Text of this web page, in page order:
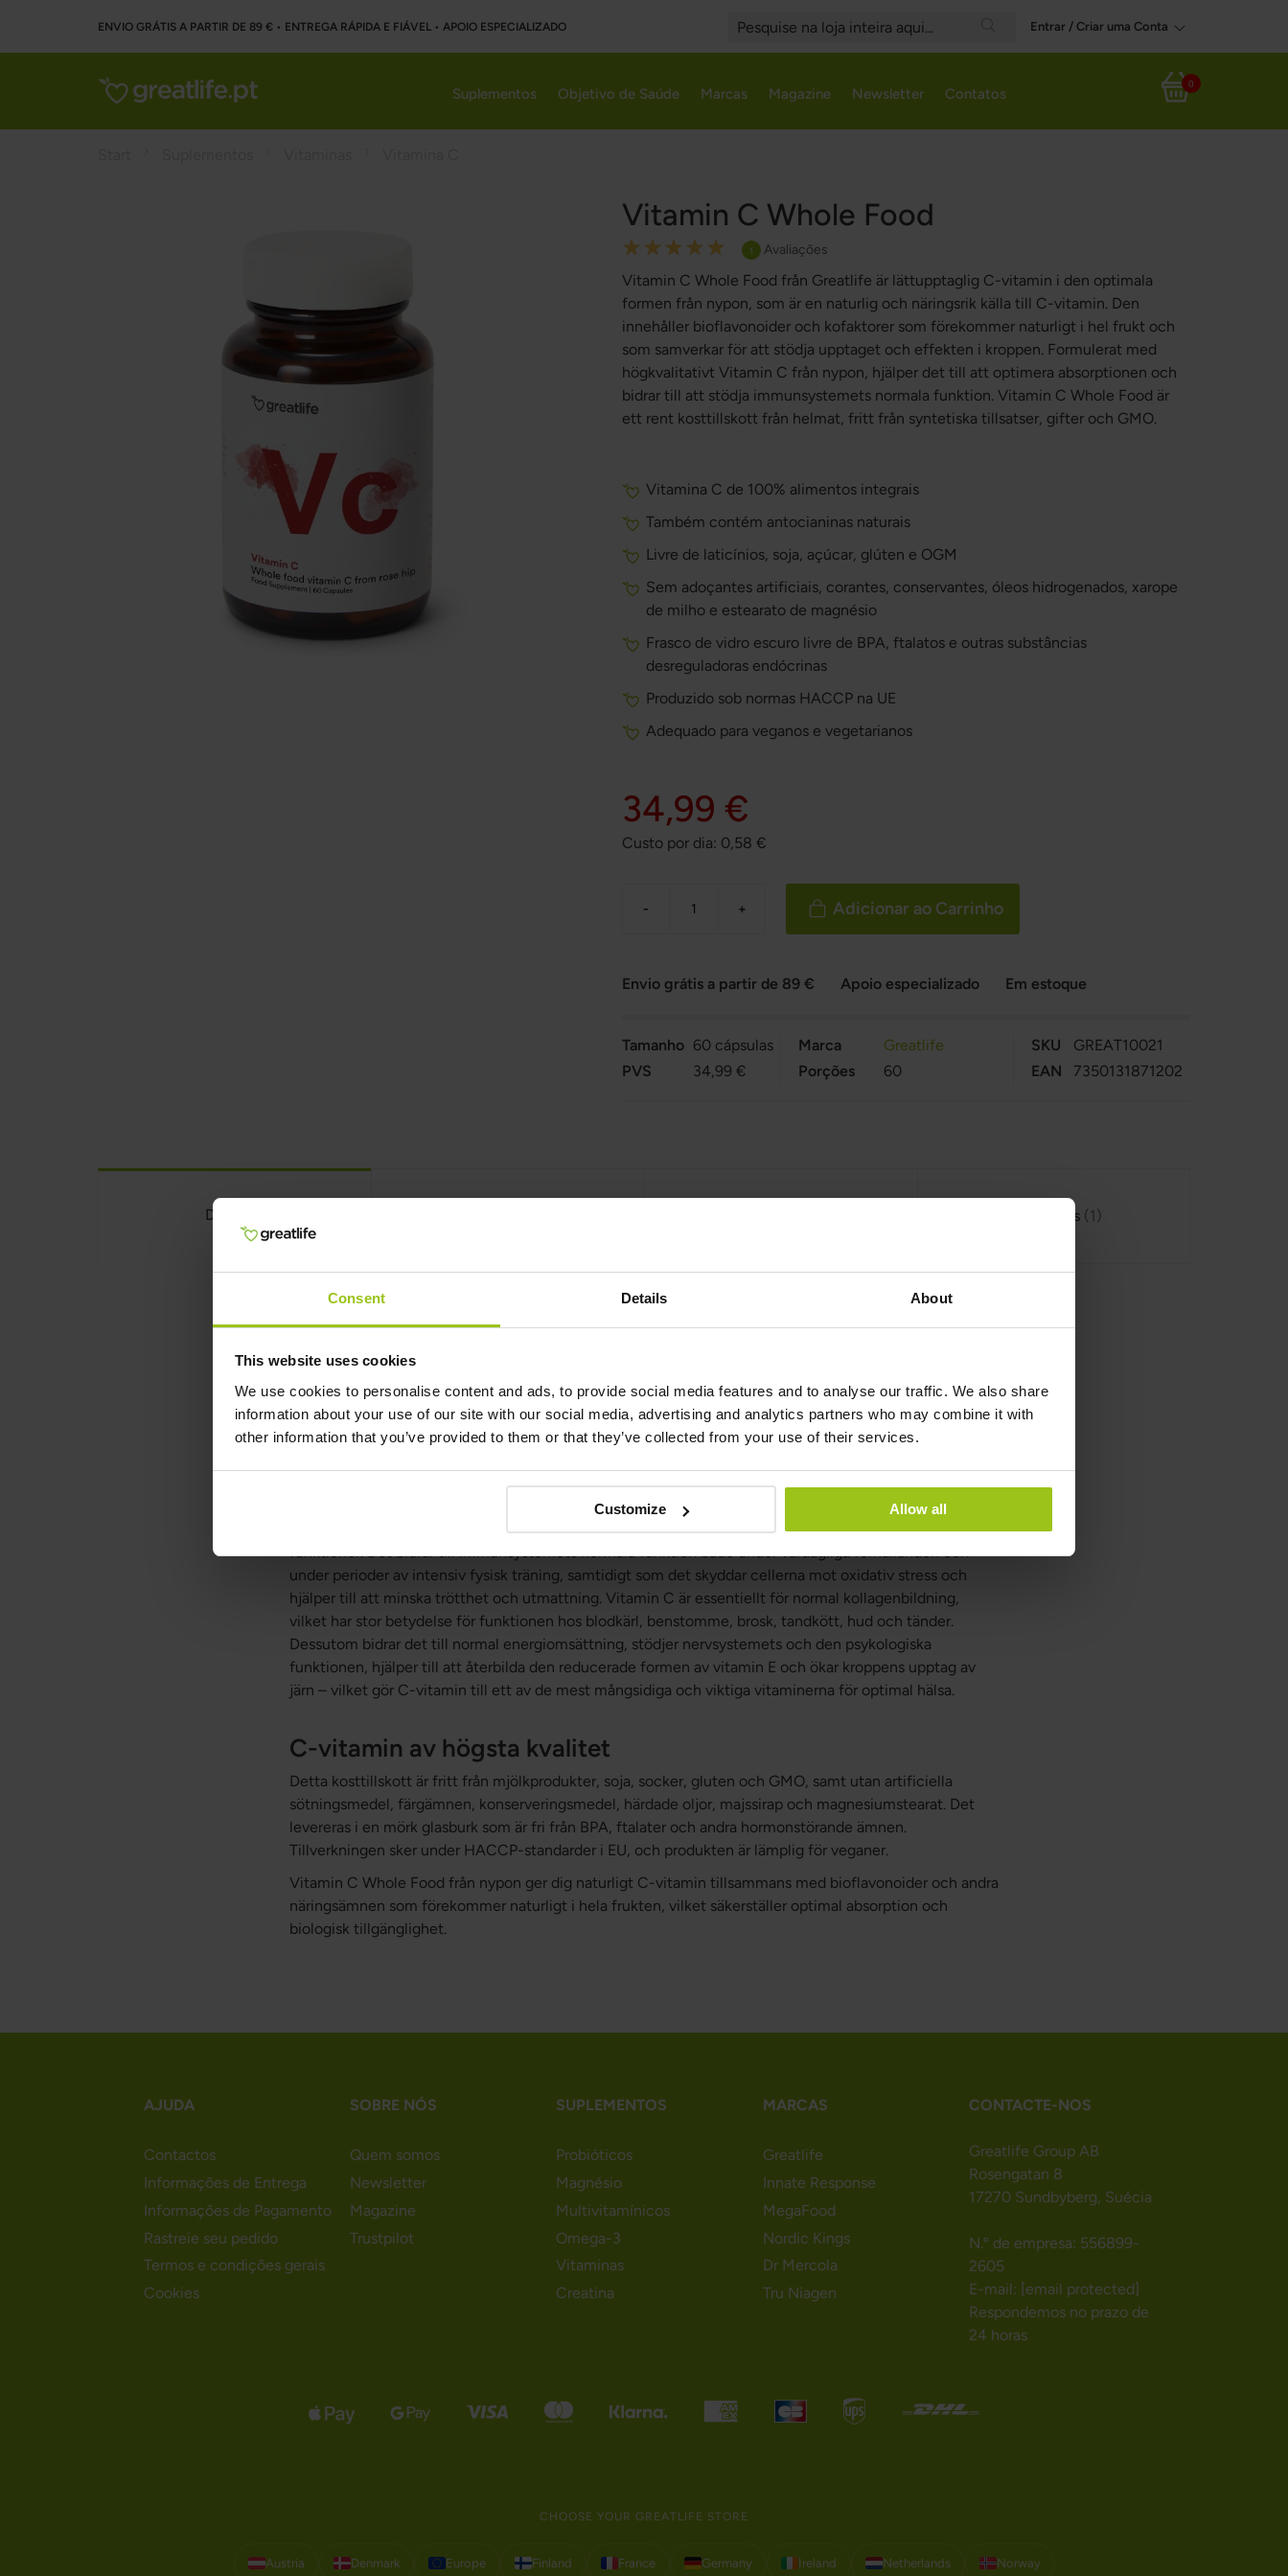
Consent Details About
This website uses cookies
We use cookies to personalise content and ads, to provide social media features and to analyse our traffic. We also share
information about your use of our site with our social media, advertising and analytics partners who may combine it with
other information that you’ve provided to them or that they’ve collected from your use of their services.
Customize Allow all
ENVIO GRÁTIS A PARTIR DE 89 € • ENTREGA RÁPIDA E FIÁVEL • APOIO ESPECIALIZADO
Search
Entrar / Criar uma Conta
Meu Carrinho
0
Suplementos Objetivo de Saúde Marcas Magazine Newsletter Contatos
Vitamin C Whole Food
Rating:
100
% of100
1 Avaliações
Vitamin C Whole Food från Greatlife är lättupptaglig C-vitamin i den optimala
formen från nypon, som är en naturlig och näringsrik källa till C-vitamin. Den
innehåller bioflavonoider och kofaktorer som förekommer naturligt i hel frukt och
som samverkar för att stödja upptaget och effekten i kroppen. Formulerat med
högkvalitativt Vitamin C från nypon, hjälper det till att optimera absorptionen och
bidrar till att stödja immunsystemets normala funktion. Vitamin C Whole Food är
ett rent kosttillskott från helmat, fritt från syntetiska tillsatser, gifter och GMO.
Vitamina C de 100% alimentos integrais
Também contém antocianinas naturais
Livre de laticínios, soja, açúcar, glúten e OGM
Sem adoçantes artificiais, corantes, conservantes, óleos hidrogenados, xarope
de milho e estearato de magnésio
Frasco de vidro escuro livre de BPA, ftalatos e outras substâncias
desreguladoras endócrinas
Produzido sob normas HACCP na UE
Adequado para veganos e vegetarianos
34,99 €
Custo por dia: 0,58€
- + Adicionar ao Carrinho
Envio grátis a partir de 89 € Apoio especializado Em estoque
Tamanho 60 cápsulas
PVS
34,99 €
Marca
Greatlife
Porções
60
SKU
GREAT10021
EAN
7350131871202
Detalhes
Vitamin C Whole Food
Vitamin C Whole Food från Greatlife är lättupptaglig C-vitamin i den optimala formen från nypon, som
är en naturlig och näringsrik källa till C-vitamin. Den innehåller bioflavonoider och kofaktorer som
förekommer naturligt i hel frukt och som samverkar för att stödja upptaget och effekten i kroppen.
Formulerat med högkvalitativt Vitamin C från nypon, hjälper det till att optimera absorptionen och bidrar
till att stödja immunsystemets normala funktion. Vitamin C Whole Food är ett rent kosttillskott från
C-vitamin är oerhört viktigt för hälsan och spelar en avgörande roll i många av kroppens vitala
funktioner. Det bidrar till immunsystemets normala funktion både under vardagliga förhållanden och
under perioder av intensiv fysisk träning, samtidigt som det skyddar cellerna mot oxidativ stress och
hjälper till att minska trötthet och utmattning. Vitamin C är essentiellt för normal kollagenbildning,
vilket har stor betydelse för funktionen hos blodkärl, benstomme, brosk, tandkött, hud och tänder.
Dessutom bidrar det till normal energiomsättning, stödjer nervsystemets och den psykologiska
funktionen, hjälper till att återbilda den reducerade formen av vitamin E och ökar kroppens upptag av
järn – vilket gör C-vitamin till ett av de mest mångsidiga och viktiga vitaminerna för optimal hälsa.
C-vitamin av högsta kvalitet
Detta kosttillskott är fritt från mjölkprodukter, soja, socker, gluten och GMO, samt utan artificiella
sötningsmedel, färgämnen, konserveringsmedel, härdade oljor, majssirap och magnesiumstearat. Det
levereras i en mörk glasburk som är fri från BPA, ftalater och andra hormonstörande ämnen.
Tillverkningen sker under HACCP-standarder i EU, och produkten är lämplig för veganer.
Vitamin C Whole Food från nypon ger dig naturligt C-vitamin tillsammans med bioflavonoider och andra
näringsämnen som förekommer naturligt i hela frukten, vilket säkerställer optimal absorption och
biologisk tillgänglighet.
Avaliações 1
AJUDA
Contactos
Informações de Entrega
Informações de Pagamento
Rastreie seu pedido
Termos e condições gerais
Cookies
SOBRE NÓS
Quem somos
Newsletter
Magazine
Trustpilot
SUPLEMENTOS
Probióticos
Magnésio
Multivitamínicos
Omega-3
Vitaminas
Creatina
MARCAS
Greatlife
Innate Response
MegaFood
Nordic Kings
Dr Mercola
Tru Niagen
CONTACTE-NOS
Greatlife Group AB
Rosengatan 8
17270 Sundbyberg, Suécia
N.º de empresa: 556899-
2605
E-mail: [email protected]
Respondemos no prazo de
24 horas
CHOOSE YOUR GREATLIFE STORE
Austria Denmark Europe Finland France Germany Ireland Netherlands Norway